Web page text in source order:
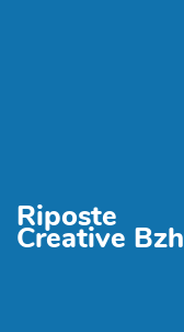
Riposte
Creative Bzh